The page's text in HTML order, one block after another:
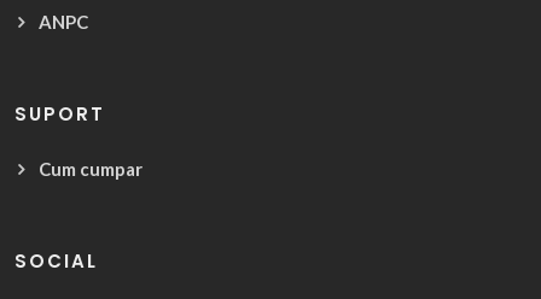
ANPC
SUPORT
Cum cumpar
SOCIAL